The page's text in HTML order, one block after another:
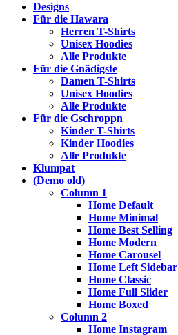
Designs
Für die Hawara
Herren T-Shirts
Unisex Hoodies
Alle Produkte
Für die Gnädigste
Damen T-Shirts
Unisex Hoodies
Alle Produkte
Für die Gschroppn
Kinder T-Shirts
Kinder Hoodies
Alle Produkte
Klumpat
(Demo old)
Column 1
Home Default
Home Minimal
Home Best Selling
Home Modern
Home Carousel
Home Left Sidebar
Home Classic
Home Full Slider
Home Boxed
Column 2
Home Instagram